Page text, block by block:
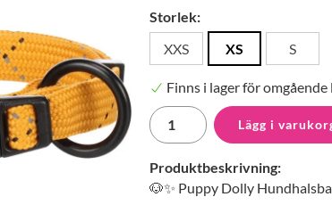
Storlek:
XXS
XS S
Finns i lager för omgående
Lägg i
Produktbeskrivning:
🐶✨ Puppy Dolly